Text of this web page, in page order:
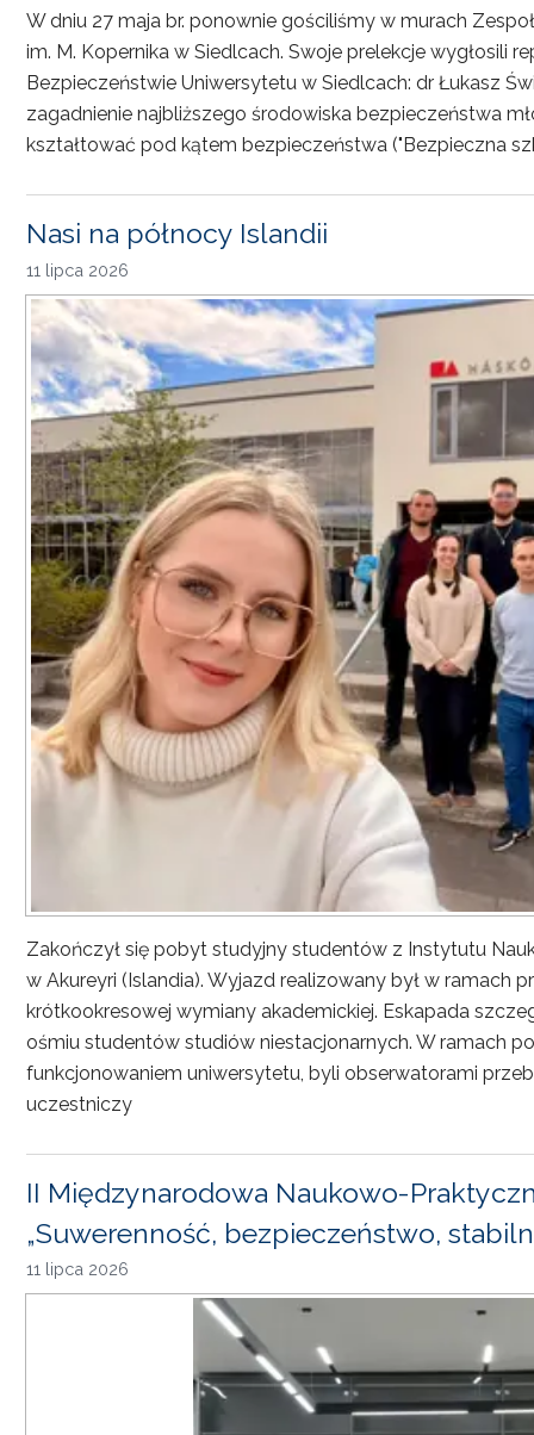
W dniu 27 maja br. ponownie gościliśmy w murach
im. M. Kopernika w Siedlcach. Swoje prelekcje wygłosili
Bezpieczeństwie Uniwersytetu w Siedlcach: dr Łukasz
zagadnienie najbliższego środowiska bezpieczeństwa
kształtować pod kątem bezpieczeństwa ("Bezpieczna
Nasi na północy Islandii
11 lipca 2026
Zakończył się pobyt studyjny studentów z Instytutu
w Akureyri (Islandia). Wyjazd realizowany był w ramach
krótkookresowej wymiany akademickiej. Eskapada
ośmiu studentów studiów niestacjonarnych. W ramach
funkcjonowaniem uniwersytetu, byli obserwatorami
uczestniczy
II Międzynarodowa Naukowo-
„Suwerenność, bezpieczeństwo,
11 lipca 2026